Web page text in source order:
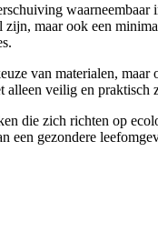
maar ook een
van materialen,
veilig en
die zich richten op
een gezondere